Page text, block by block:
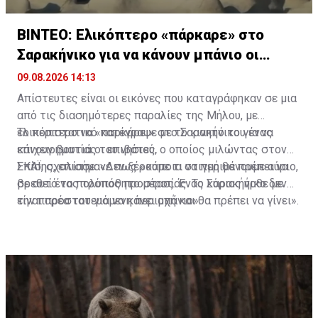
ΒΙΝΤΕΟ: Ελικόπτερο «πάρκαρε» στο
Σαρακήνικο για να κάνουν μπάνιο οι
επιβάτες
09.08.2026 14:13
Απίστευτες είναι οι εικόνες που καταγράφηκαν σε μια
από τις διασημότερες παραλίες της Μήλου, με
ελικόπτερο να «παρκάρει» στο Σαρακήνικο για να
κάνουν βουτιά οι επιβάτες.
Το περιστατικό κατέγραψε με το κινητό του ένας
επιχειρηματίας του νησιού, ο οποίος μιλώντας στον
ΣΚΑΪ, σχολίασε: «Δεν ξέρουμε τι να περιμένουμε αύριο,
σε αυτό το πολυπόθητο μέρος. Ένας κύριος ήρθε με
την παρέα του για να κάνει μπάνιο».
Επίσης, επισήμανε πως «κάποια στιγμή θα πρέπει να
βρεθεί ένας τρόπος προστασίας. Το Σαρακήνικο δεν
είναι προστατευόμενη περιοχή και θα πρέπει να γίνει».